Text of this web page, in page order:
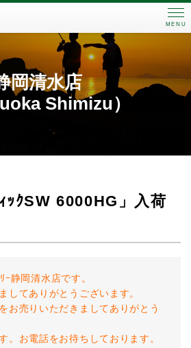
MENU
岡清水店
Shimizu）
ｯｸSW 6000HG」入荷
ｰ静岡清水店です。
してありがとうございます。
お売りいただきましてありがとう
。お電話をお待ちしております。